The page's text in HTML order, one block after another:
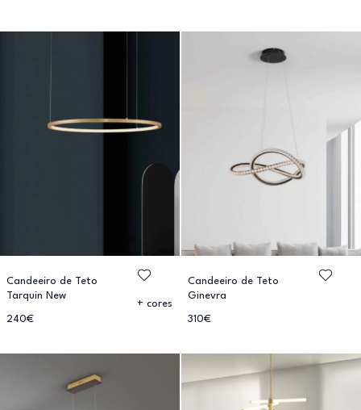
Candeeiro de Teto
Tarquin New
240€
+ cores
Candeeiro de Teto
Ginevra
310€